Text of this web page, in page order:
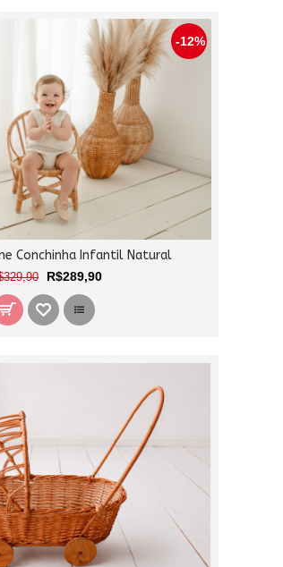
-12%
Conchinha Infantil Natural
R$289,90